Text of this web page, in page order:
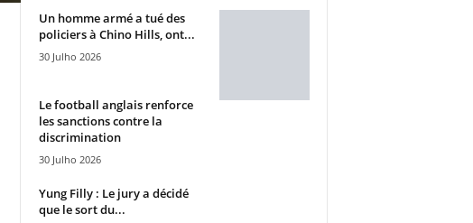
Un homme armé a tué des
policiers à Chino Hills, ont...
30 Julho 2026
Le football anglais renforce
les sanctions contre la
discrimination
30 Julho 2026
Yung Filly : Le jury a décidé
que le sort du...